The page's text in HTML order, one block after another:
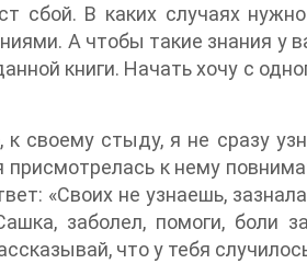
сбой. В каких случаях
А чтобы такие знания у
книги. Начать хочу с
стыду, я не сразу
к нему
«Своих не узнаешь,
заболел, помоги, боли
что у тебя